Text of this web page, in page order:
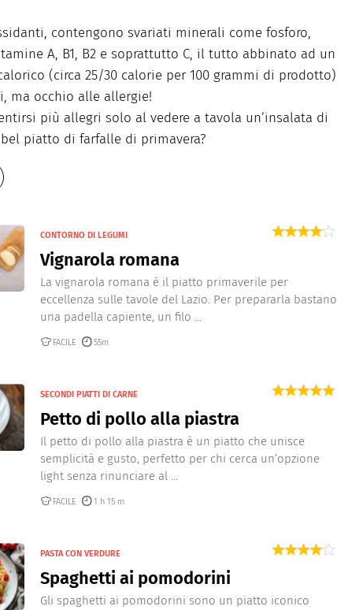
contengono svariati minerali come fosforo,
A, B1, B2 e soprattutto C, il tutto abbinato ad un
(circa 25/30 calorie per 100 grammi di prodotto)
ma occhio alle allergie!
più allegri solo al vedere a tavola un’insalata di
piatto di farfalle di primavera?
CONTORNO DI LEGUMI
Vignarola romana
La vignarola romana è il piatto primaverile per
eccellenza sulle tavole del Lazio. Per prepararla bastano
una padella capiente, un filo ...
FACILE 55m
SECONDI PIATTI DI CARNE
Petto di pollo alla piastra
Il petto di pollo alla piastra è un piatto che unisce
semplicità e gusto, perfetto per chi cerca un’opzione
light senza rinunciare al ...
FACILE 1 h 15 m
PASTA CON VERDURE
Spaghetti ai pomodorini
Gli spaghetti ai pomodorini sono un piatto iconico